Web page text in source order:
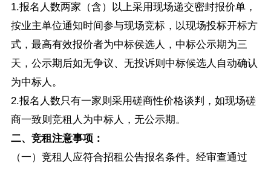
1.报名人数两家（含）以上采用现场递交密封报价单，
按业主单位通知时间参与现场竞标，以现场投标开标方
式，最高有效报价者为中标侯选人，中标公示期为三
天，公示期后如无争议、无投诉则中标候选人自动确认
为中标人。
2.报名人数只有一家则采用磋商性价格谈判，如现场磋
商一致则竞租人为中标人，无公示期。
二、竞租注意事项：
（一）竞租人应符合招租公告报名条件。经审查通过